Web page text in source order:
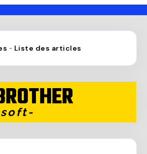
- Liste des articles